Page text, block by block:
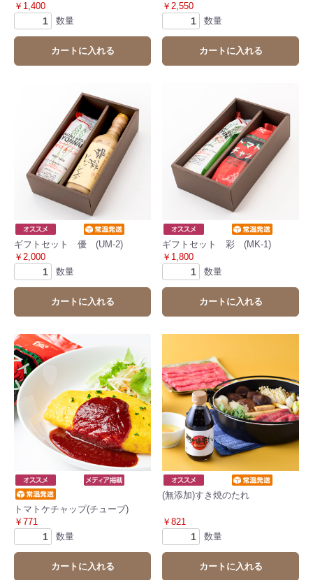
￥1,400
数量
カートに入れる
￥2,550
数量
カートに入れる
ギフトセット 優 (UM-2)
￥2,000
数量
カートに入れる
ギフトセット 彩 (MK-1)
￥1,800
数量
カートに入れる
トマトケチャップ(チューブ)
￥771
数量
カートに入れる
(無添加)すき焼のたれ
￥821
数量
カートに入れる